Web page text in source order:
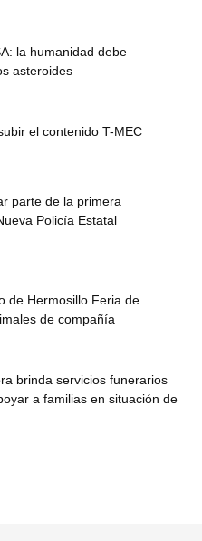
la humanidad debe
asteroides
el contenido T-MEC
parte de la primera
Policía Estatal
de Hermosillo Feria de
de compañía
brinda servicios funerarios
a familias en situación de